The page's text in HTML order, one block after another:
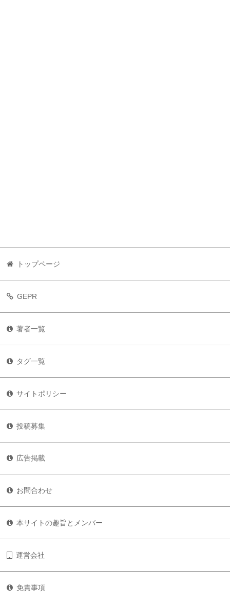
トップページ
GEPR
著者一覧
タグ一覧
サイトポリシー
投稿募集
広告掲載
お問合わせ
本サイトの趣旨とメンバー
運営会社
免責事項